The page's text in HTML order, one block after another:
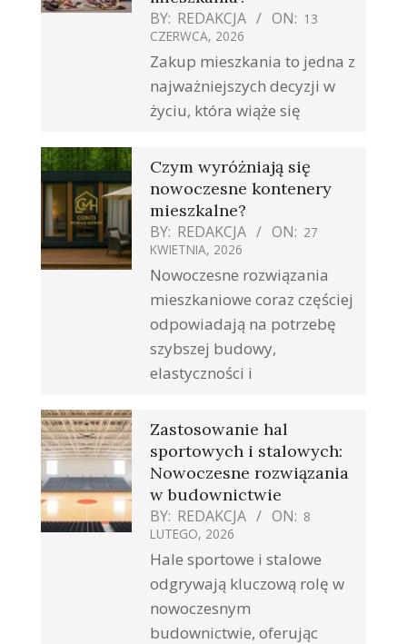
BY: REDAKCJA ON: 13
CZERWCA, 2026
Zakup mieszkania to jedna z
najważniejszych decyzji w
życiu, która wiąże się
Czym wyróżniają się
nowoczesne kontenery
mieszkalne?
BY: REDAKCJA ON: 27
KWIETNIA, 2026
Nowoczesne rozwiązania
mieszkaniowe coraz częściej
odpowiadają na potrzebę
szybszej budowy,
elastyczności i
Zastosowanie hal
sportowych i stalowych:
Nowoczesne rozwiązania
w budownictwie
BY: REDAKCJA ON: 8
LUTEGO, 2026
Hale sportowe i stalowe
odgrywają kluczową rolę w
nowoczesnym
budownictwie, oferując